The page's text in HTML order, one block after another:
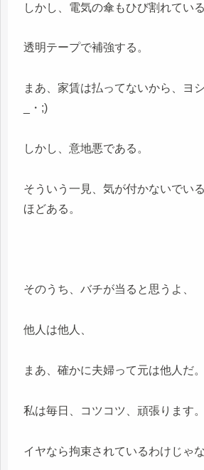
しかし、電気の傘もひび割れている
透明テープで補強する。
まあ、家賃は払ってないから、ヨ
_・;)
しかし、意地悪である。
そういう一見、気が付かないでい
ほどある。
そのうち、バチが当ると思うよ、
他人は他人、
まあ、確かに夫婦って元は他人だ。
私は毎日、コツコツ、頑張ります。
イヤなら拘束されているわけじゃな